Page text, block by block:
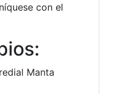
con el
Manta